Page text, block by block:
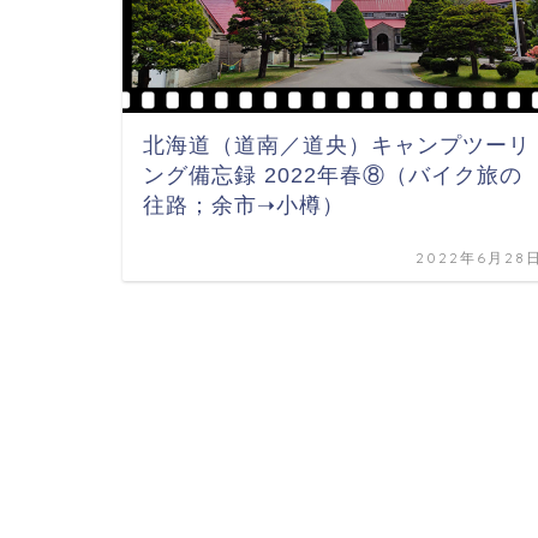
北海道（道南／道央）キャンプツーリ
ング備忘録 2022年春⑧（バイク旅の
往路；余市➝小樽）
2022年6月28